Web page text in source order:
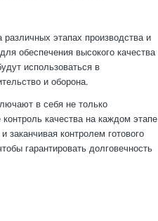
этапах производства и
обеспечения высокого качества
использоваться в
и оборона.
в себя не только
качества на каждом этапе
контролем готового
гарантировать долговечность